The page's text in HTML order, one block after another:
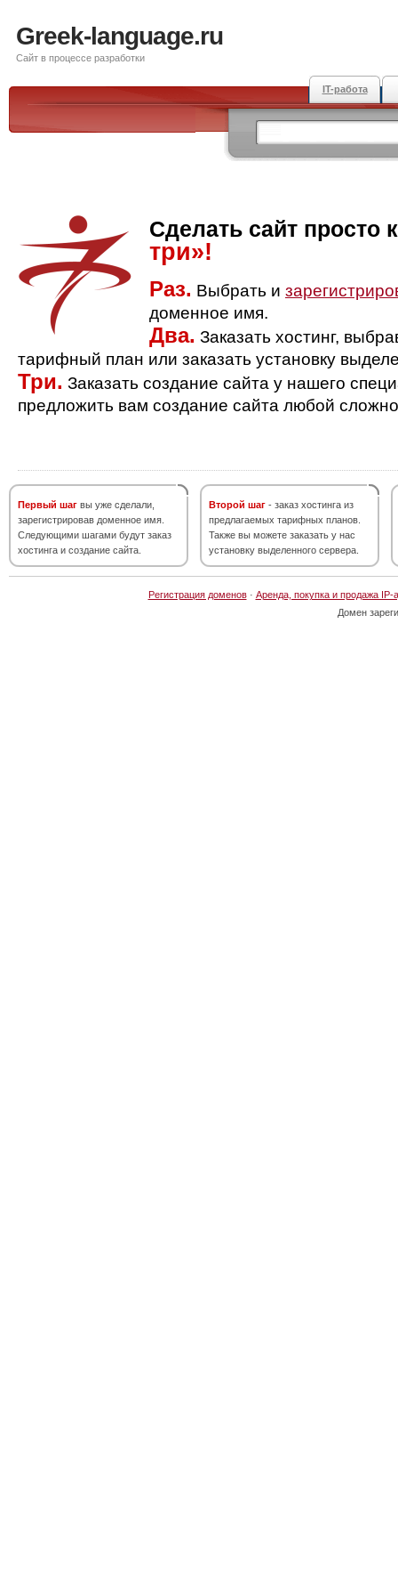
Greek-language.ru
Сайт в процессе разработки
IT-работа
Сделать сайт просто
три»!
Раз. Выбрать и
доменное имя.
Два. Заказать хостинг,
тарифный план или заказать установку
Три. Заказать создание сайта у нашего
предложить вам создание сайта любой
Первый шаг вы уже сделали,
зарегистрировав доменное имя.
Следующими шагами будут заказ
хостинга и создание сайта.
Второй шаг - заказ хостинга из
предлагаемых тарифных планов.
Также вы можете заказать у нас
установку выделенного сервера.
Регистрация доменов· Аренда, покупка и продажа IP-
Домен